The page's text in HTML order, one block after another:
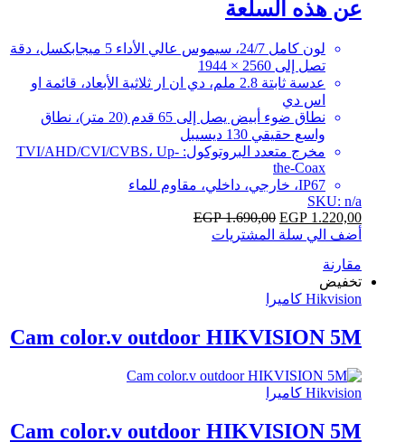
5
عن هذه السلعة
لون كامل 24/7، سيموس عالي الأداء 5 ميجابكسل، دقة
تصل إلى 2560 × 1944
عدسة ثابتة 2.8 ملم، دي ان ار ثلاثية الأبعاد، قائمة او
اس دي
نطاق ضوء أبيض يصل إلى 65 قدم (20 متر)، نطاق
واسع حقيقي 130 ديسيبل
مخرج متعدد البروتوكول: TVI/AHD/CVI/CVBS، Up-
the-Coax
IP67، خارجي، داخلي، مقاوم للماء
SKU: n/a
EGP 1.220,00
EGP1.690,00
أضف الي سلة المشتريات
مقارنة
تخفيض
Hikvision كاميرا
Cam color.v outdoor HIKVISION 5M
Hikvision كاميرا
Cam color.v outdoor HIKVISION 5M